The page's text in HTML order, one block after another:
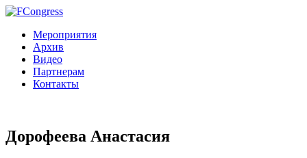
Мероприятия
Архив
Видео
Партнерам
Контакты
Дорофеева Анастасия